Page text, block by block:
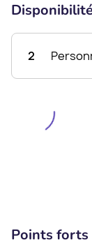
2
Points forts